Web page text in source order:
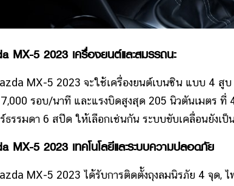
MX-5 2023 เครื่องยนต์และสมรรถนะ
MX-5 2023 จะใช้เครื่องยนต์เบนซิน แบบ 4 สู
รอบ/นาที และแรงบิดสูงสุด 205 นิวตันเมตร ที่
ธรรมดา 6 สปีด ให้เลือกเช่นกัน ระบบขับเคลื่อนยังเ
MX-5 2023 เทคโนโลยีและระบบความปลอดภัย
MX-5 2023 ได้รับการติดตั้งถุงลมนิรภัย 4 จุด,